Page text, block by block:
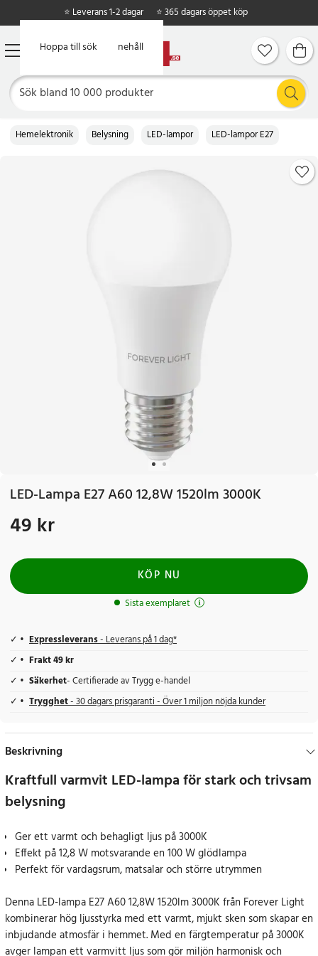
Hoppa till huvudinnehåll
Hoppa till sök
⭐ Leverans 1-2 dagar ⭐ 365 dagars öppet köp
Hemelektronik Belysning LED-lampor LED-lampor E27
LED-Lampa E27 A60 12,8W 1520lm 3000K
Pris: 49 kr
49 kr
KÖP NU
Sista exemplaret
Expressleverans- Leverans på 1 dag*
Frakt 49 kr
Säkerhet- Certifierade av Trygg e-handel
Trygghet- 30 dagars prisgaranti - Över 1 miljon nöjda kunder
Beskrivning
Kraftfull varmvit LED-lampa för stark och trivsam
belysning
Ger ett varmt och behagligt ljus på 3000K
Effekt på 12,8 W motsvarande en 100 W glödlampa
Perfekt för vardagsrum, matsalar och större utrymmen
Denna LED-lampa E27 A60 12,8W 1520lm 3000K från Forever Light
kombinerar hög ljusstyrka med ett varmt, mjukt sken som skapar en
inbjudande atmosfär i hemmet. Med en färgtemperatur på 3000K
avger lampan ett varmvitt ljus som gör miljön harmonisk och